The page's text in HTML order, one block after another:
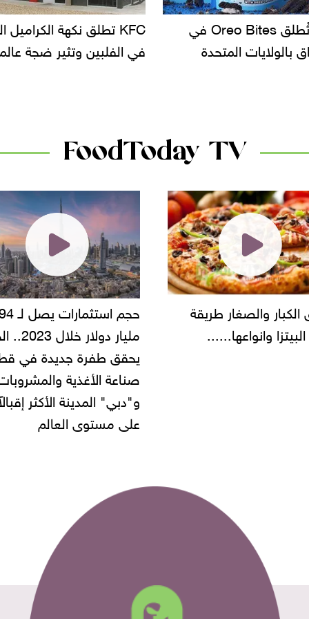
KFC تطلق نكهة الكراميل المملح
وتثير ضجة عالمية
دعوات للتحقيق في أسباب
سحب بعض ألبان
FoodToday TV
حجم استثمارات يصل لـ 94
مليار دولار خلال 2023.. الخليج
"أمن القاهرة" يضبط
شركة مطاعم استولى على
أموال المواطنين بزعم